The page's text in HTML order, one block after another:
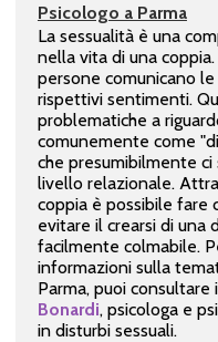
Psicologo a Parma
La sessualità è una
nella vita di una
persone comunicano
rispettivi sentimenti.
problematiche a
comunemente come
che presumibilmente
livello relazionale.
coppia è possibile fare
evitare il crearsi di una
facilmente colmabile.
informazioni sulla
Parma, puoi consultare
Bonardi, psicologa e
in disturbi sessuali.